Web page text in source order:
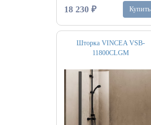
18 230 ₽ Купить
Шторка VINCEA VSB-
11800CLGM